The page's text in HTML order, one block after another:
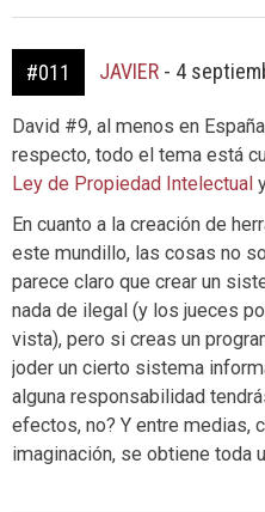
#011 JAVIER - 4
David #9, al menos en
respecto, todo el tema está
Ley de Propiedad Intelectual
En cuanto a la creación de
este mundillo, las cosas no
parece claro que crear un
nada de ilegal (y los jueces
vista), pero si creas un
joder un cierto sistema
alguna responsabilidad
efectos, no? Y entre medias,
imaginación, se obtiene toda